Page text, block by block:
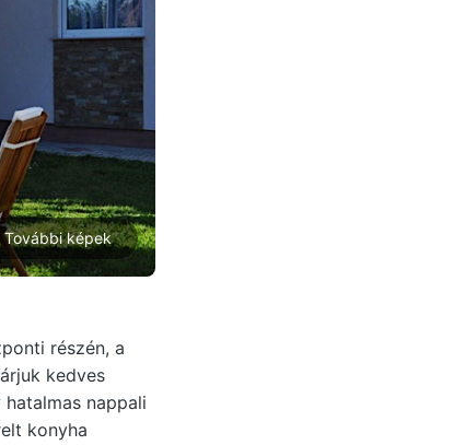
További képek
részén, a
kedves
nappali
konyha